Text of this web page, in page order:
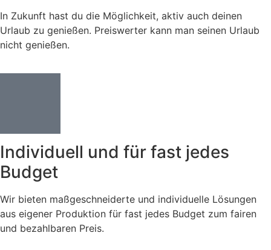
In Zukunft hast du die Möglichkeit, aktiv auch deinen
Urlaub zu genießen. Preiswerter kann man seinen Urlaub
nicht genießen.
Individuell und für fast jedes
Budget
Wir bieten maßgeschneiderte und individuelle Lösungen
aus eigener Produktion für fast jedes Budget zum fairen
und bezahlbaren Preis.